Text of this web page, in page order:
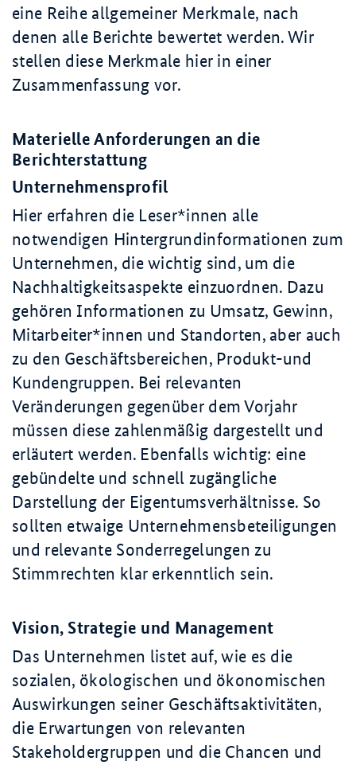
eine Reihe allgemeiner Merkmale, nach
denen alle Berichte bewertet werden. Wir
stellen diese Merkmale hier in einer
Zusammenfassung vor.
Materielle Anforderungen an die
Berichterstattung
Unternehmensprofil
Hier erfahren die Leser*innen alle
notwendigen Hintergrundinformationen zum
Unternehmen, die wichtig sind, um die
Nachhaltigkeitsaspekte einzuordnen. Dazu
gehören Informationen zu Umsatz, Gewinn,
Mitarbeiter*innen und Standorten, aber auch
zu den Geschäftsbereichen, Produkt-und
Kundengruppen. Bei relevanten
Veränderungen gegenüber dem Vorjahr
müssen diese zahlenmäßig dargestellt und
erläutert werden. Ebenfalls wichtig: eine
gebündelte und schnell zugängliche
Darstellung der Eigentumsverhältnisse. So
sollten etwaige Unternehmensbeteiligungen
und relevante Sonderregelungen zu
Stimmrechten klar erkenntlich sein.
Vision, Strategie und Management
Das Unternehmen listet auf, wie es die
sozialen, ökologischen und ökonomischen
Auswirkungen seiner Geschäftsaktivitäten,
die Erwartungen von relevanten
Stakeholdergruppen und die Chancen und